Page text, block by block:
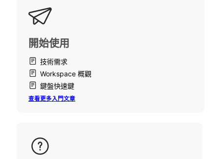
開始使用
技術需求
Workspace 概觀
鍵盤快速鍵
查看更多入門文章